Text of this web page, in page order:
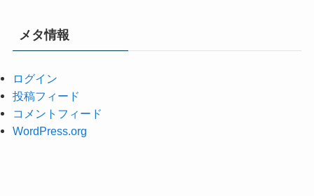
メタ情報
ログイン
投稿フィード
コメントフィード
WordPress.org